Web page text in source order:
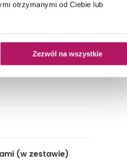
otrzymanymi od Ciebie lub
Zezwól na wszystkie
(w zestawie)